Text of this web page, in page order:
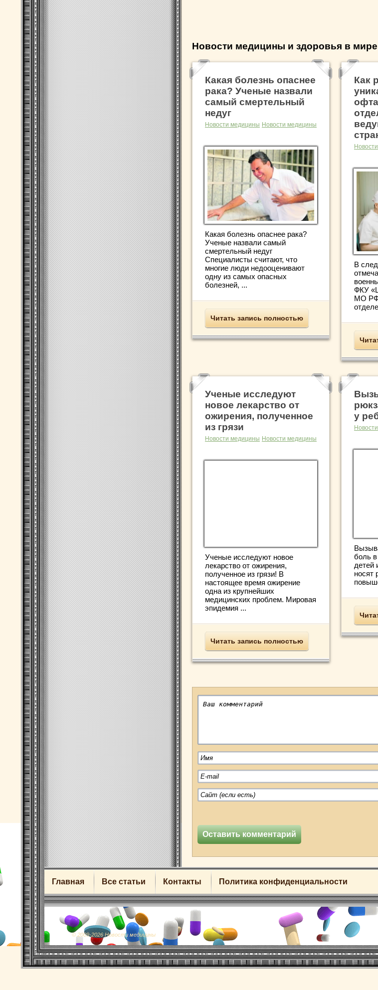
Новости медицины и здоровья в мире
Какая болезнь опаснее
рака? Ученые назвали
самый смертельный
недуг
Новости медицины Новости медицины
Какая болезнь опаснее рака?
Ученые назвали самый
смертельный недуг
Специалисты считают, что
многие люди недооценивают
одну из самых опасных
болезней, ...
Читать запись полностью
Как
В
ФКУ
МО РФ,
Ученые исследуют
новое лекарство от
ожирения, полученное
из грязи
Новости медицины Новости медицины
Ученые исследуют новое
лекарство от ожирения,
полученное из грязи! В
настоящее время ожирение
одна из крупнейших
медицинских проблем. Мировая
эпидемия ...
Читать запись полностью
у
боль
детей
носят
Главная Все статьи Контакты Политика конфиденциальности
© 2009-2026 Новости медицины